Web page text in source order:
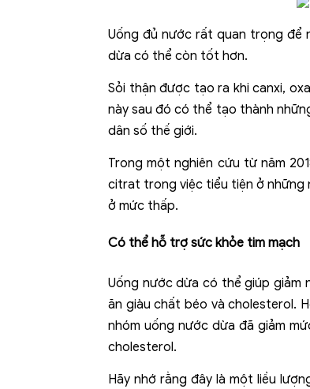
Uống đủ nước rất quan trọng để
dừa có thể còn tốt hơn.
Sỏi thận được tạo ra khi canxi,
này sau đó có thể tạo thành
dân số thế giới.
Trong một nghiên cứu từ năm
citrat trong việc tiểu tiện ở những
ở mức thấp.
Có thể hỗ trợ sức khỏe tim mạch
Uống nước dừa có thể giúp giảm
ăn giàu chất béo và cholesterol.
nhóm uống nước dừa đã giảm
cholesterol.
Hãy nhớ rằng đây là một liều